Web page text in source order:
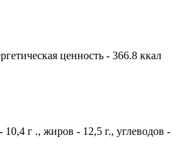
ценность - 366.8 ккал
г ., жиров - 12,5 г., углеводов -